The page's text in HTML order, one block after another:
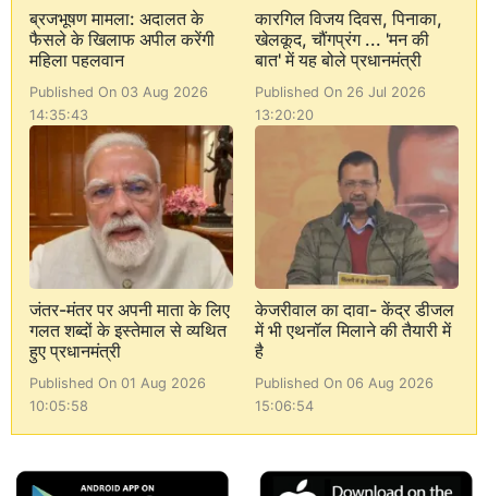
ब्रजभूषण मामला: अदालत के
फैसले के खिलाफ अपील करेंगी
महिला पहलवान
Published On 03 Aug 2026
14:35:43
कारगिल विजय दिवस, पिनाका,
खेलकूद, चौंगप्रंग ... 'मन की
बात' में यह बोले प्रधानमंत्री
Published On 26 Jul 2026
13:20:20
जंतर-मंतर पर अपनी माता के लिए
गलत शब्दों के इस्तेमाल से व्यथित
हुए प्रधानमंत्री
Published On 01 Aug 2026
10:05:58
केजरीवाल का दावा- केंद्र डीजल
में भी एथनॉल मिलाने की तैयारी में
है
Published On 06 Aug 2026
15:06:54